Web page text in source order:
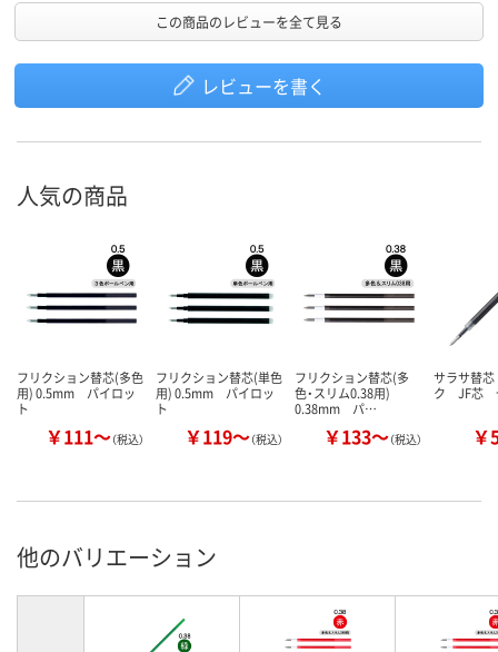
この商品のレビューを全て見る
レビューを書く
人気の商品
フリクション替芯(多色
用) 0.5mm パイロッ
ト
￥111～（税込）
フリクション替芯(単色
用) 0.5mm パイロッ
ト
￥119～（税込）
フリクション替芯(多
色・スリム0.38用)
0.38mm パ…
￥133～（税込）
サラサ替
ク JF芯
￥
他のバリエーション